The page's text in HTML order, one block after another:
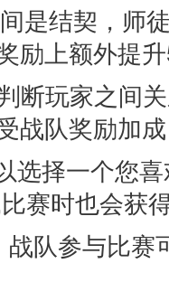
是结契，师
励上额外提
断玩家之间
战队奖励加
选择一个您
赛时也会获
战队参与比